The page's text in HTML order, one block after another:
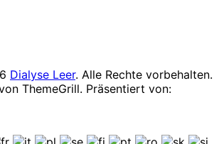
Dialyse Leer. Alle Rechte vorbehalten.
ThemeGrill. Präsentiert von: